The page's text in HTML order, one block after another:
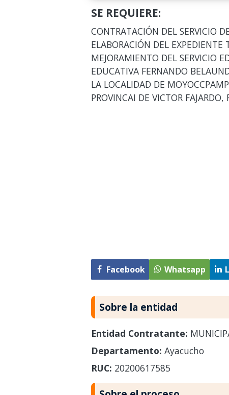
SE REQUIERE:
CONTRATACIÓN DEL SERVICIO
ELABORACIÓN DEL EXPEDIENTE
MEJORAMIENTO DEL SERVICIO
EDUCATIVA FERNANDO
LA LOCALIDAD DE
PROVINCAI DE VICTOR
Facebook Whatsapp
Sobre la entidad
Entidad Contratante:
Departamento: Ayacucho
RUC: 20200617585